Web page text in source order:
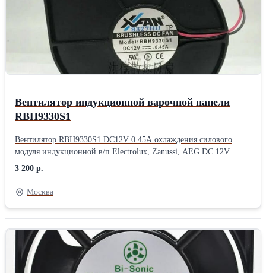
119х119х38
Вентилятор индукционной варочной панели
RBH9330S1
Вентилятор RBH9330S1 DC12V 0.45A охлаждения силового
модуля индукционной в/п Electrolux, Zanussi, AEG DC 12V
0.45A .
3 200 р.
Москва